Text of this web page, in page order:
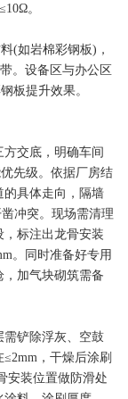
。
(如岩棉彩钢板)，
。设备区与办公区
板提升效果。
交底，明确车间
先级。依据厂房结
的具体走向，隔墙
冲突。现场需清理
标注出龙骨安装
。同时准备好专用
加气块砌筑需备
铲除浮灰、空鼓
，干燥后涂刷
安装位置做防滑处